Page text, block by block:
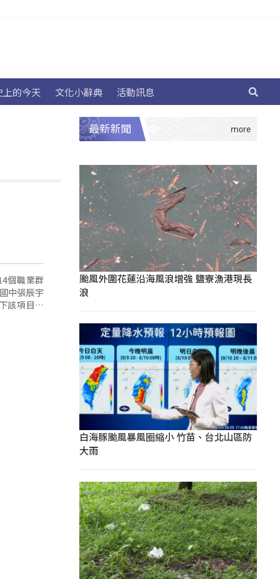
上的今天 文化小辭典 活動訊息
個職業群
中張辰宇
該項目的
最新新聞
颱風外圍花蓮沿海風浪增強 鹽寮漁港現長
浪
白海豚颱風暴風圈縮小 竹苗、台北山區防
大雨